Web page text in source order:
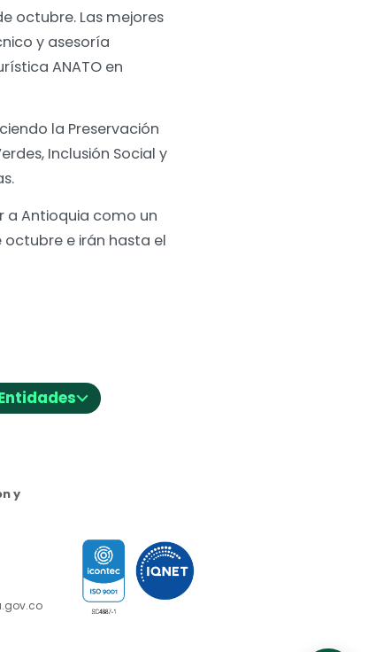
octubre. Las mejores
y asesoría
ANATO en
la Preservación
Inclusión Social y
a Antioquia como un
octubre e irán hasta el
⌵
y